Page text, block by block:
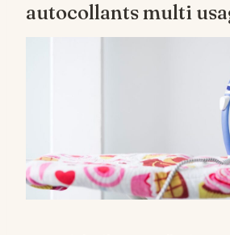
autocollants multi